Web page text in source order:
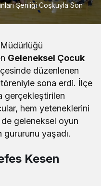
Şenliği Coşkuyla Son
Geleneksel Çocuk
düzenlenen
sona erdi. İlçe
gerçekleştirilen
hem yeteneklerini
de geleneksel oyun
gururunu yaşadı.
Kesen